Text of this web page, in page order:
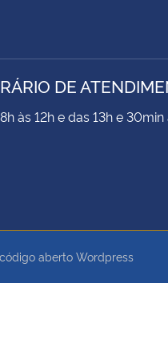
DE
às 12h e das 13h e 30min
aberto Wordpress